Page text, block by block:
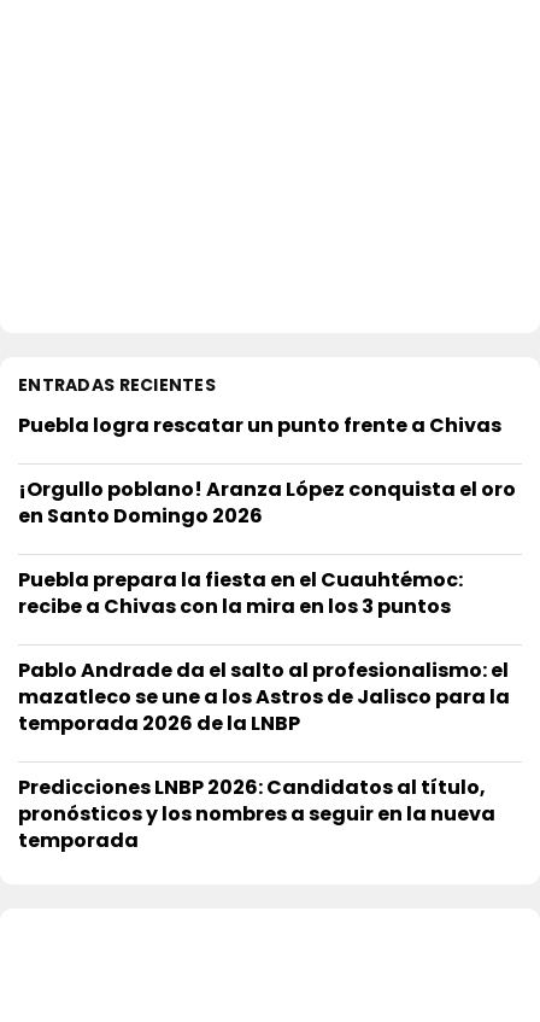
ENTRADAS RECIENTES
Puebla logra rescatar un punto frente a Chivas
¡Orgullo poblano! Aranza López conquista el oro
en Santo Domingo 2026
Puebla prepara la fiesta en el Cuauhtémoc:
recibe a Chivas con la mira en los 3 puntos
Pablo Andrade da el salto al profesionalismo: el
mazatleco se une a los Astros de Jalisco para la
temporada 2026 de la LNBP
Predicciones LNBP 2026: Candidatos al título,
pronósticos y los nombres a seguir en la nueva
temporada